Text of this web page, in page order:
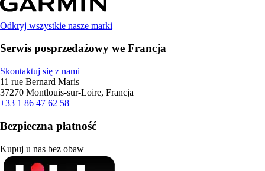
Odkryj wszystkie nasze marki
Serwis posprzedażowy we Francja
Skontaktuj się z nami
11 rue Bernard Maris
37270 Montlouis-sur-Loire, Francja
+33 1 86 47 62 58
Bezpieczna płatność
Kupuj u nas bez obaw